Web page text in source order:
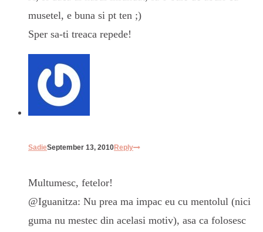
musetel, e buna si pt ten ;)
Sper sa-ti treaca repede!
SadieSeptember 13, 2010Reply
Multumesc, fetelor!
@Iguanitza: Nu prea ma impac eu cu mentolul (nici
guma nu mestec din acelasi motiv), asa ca folosesc